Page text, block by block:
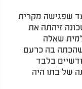
שפגישה מקרית
זיהתה את
שאלה
בה כרעם
בלבד
של בתו היה